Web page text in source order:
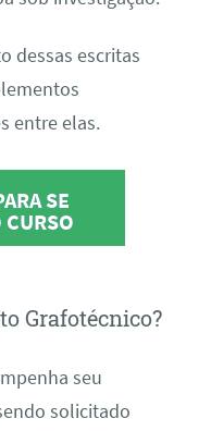
dessas escritas
entre elas.
SE
CURSO
Grafotécnico?
seu
solicitado